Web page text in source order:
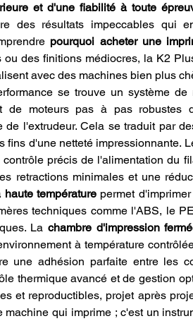
et d'une fiabilité à toute
des résultats impeccables qui
pourquoi acheter une
ou des finitions médiocres, la K2
avec des machines bien plus
se trouve un système de
moteurs pas à pas robustes
de l'extrudeur. Cela se traduit par
fins d'une netteté impressionnante.
précis de l'alimentation du
retractions minimales et une
haute température permet
techniques comme l'ABS, le
La chambre d'impression
à température
une adhésion parfaite entre les
thermique avancé et de gestion
et reproductibles, projet après
machine qui imprime ; c'est un